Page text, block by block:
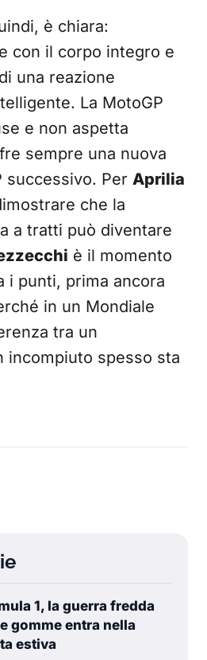
è chiara:
con il corpo integro e
una reazione
La MotoGP
e non aspetta
sempre una nuova
successivo. Per Aprilia
che la
a tratti può diventare
è il momento
i punti, prima ancora
in un Mondiale
tra un
incompiuto spesso sta
1, la guerra fredda
gomme entra nella
estiva